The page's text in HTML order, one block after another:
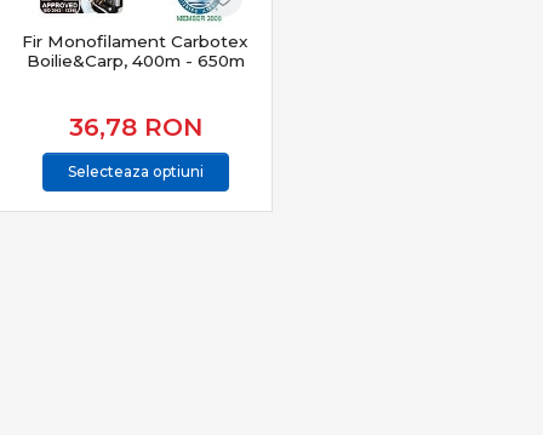
organizare
Avertizoare & indicatori
trăsăturii
Echipamentele feeder sunt proiectate pentru:
detectarea trăsăturilor fine
Fir Monofilament Carbotex
Boilie&Carp, 400m - 650m
36,78 RON
Selecteaza optiuni